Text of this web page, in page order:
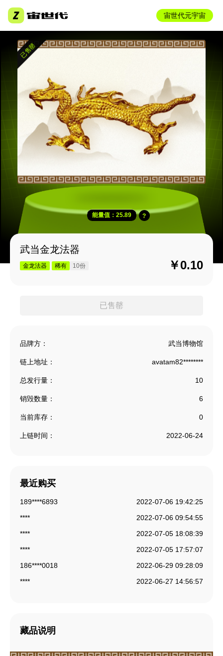
宙世代元宇宙
能量值：25.89
武当金龙法器
金龙法器 稀有 10份 ￥0.10
品牌方： 武当博物馆
链上地址： avatam82********
总发行量： 10
销毁数量： 6
当前库存： 0
上链时间： 2022-06-24
最近购买
189****6893
2022-07-06 19:42:25
****
2022-07-06 09:54:55
****
2022-07-05 18:08:39
****
2022-07-05 17:57:07
186****0018
2022-06-29 09:28:09
****
2022-06-27 14:56:57
189****6893
藏品说明